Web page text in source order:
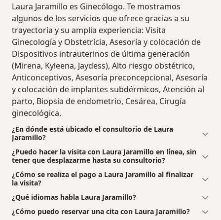
Laura Jaramillo es Ginecólogo. Te mostramos
algunos de los servicios que ofrece gracias a su
trayectoria y su amplia experiencia: Visita
Ginecología y Obstetrícia, Asesoría y colocación de
Dispositivos intrauterinos de última generación
(Mirena, Kyleena, Jaydess), Alto riesgo obstétrico,
Anticonceptivos, Asesoría preconcepcional, Asesoría
y colocación de implantes subdérmicos, Atención al
parto, Biopsia de endometrio, Cesárea, Cirugía
ginecológica.
¿En dónde está ubicado el consultorio de Laura
Jaramillo?
¿Puedo hacer la visita con Laura Jaramillo en línea, sin
tener que desplazarme hasta su consultorio?
¿Cómo se realiza el pago a Laura Jaramillo al finalizar
la visita?
¿Qué idiomas habla Laura Jaramillo?
¿Cómo puedo reservar una cita con Laura Jaramillo?